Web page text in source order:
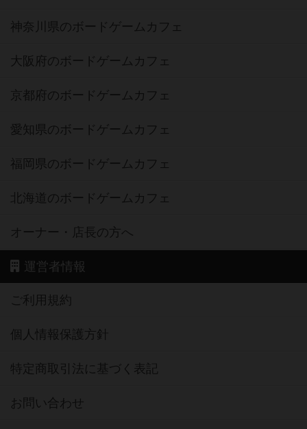
神奈川県のボードゲームカフェ
大阪府のボードゲームカフェ
京都府のボードゲームカフェ
愛知県のボードゲームカフェ
福岡県のボードゲームカフェ
北海道のボードゲームカフェ
オーナー・店長の方へ
運営者情報
ご利用規約
個人情報保護方針
特定商取引法に基づく表記
お問い合わせ